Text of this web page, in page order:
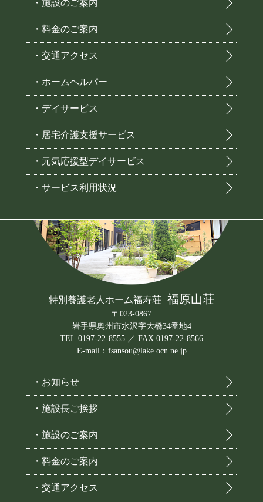
・施設のご案内
・料金のご案内
・交通アクセス
・ホームヘルパー
・デイサービス
・居宅介護支援サービス
・元気応援型デイサービス
・サービス利用状況
特別養護老人ホーム福寿荘 福原山荘
〒023-0867
岩手県奥州市水沢字大橋34番地4
TEL.0197-22-8555 ／ FAX.0197-22-8566
E-mail：fsansou@lake.ocn.ne.jp
・お知らせ
・施設長ご挨拶
・施設のご案内
・料金のご案内
・交通アクセス